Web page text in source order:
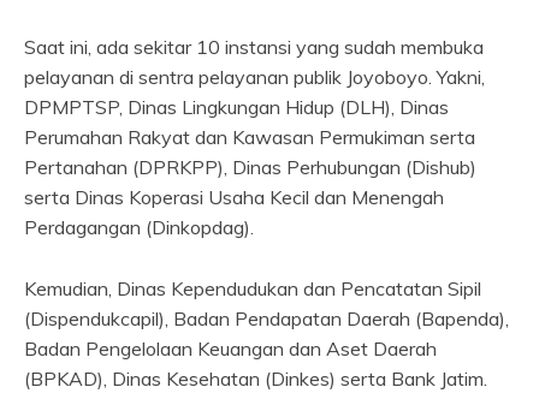
Saat ini, ada sekitar 10 instansi yang sudah membuka
pelayanan di sentra pelayanan publik Joyoboyo. Yakni,
DPMPTSP, Dinas Lingkungan Hidup (DLH), Dinas
Perumahan Rakyat dan Kawasan Permukiman serta
Pertanahan (DPRKPP), Dinas Perhubungan (Dishub)
serta Dinas Koperasi Usaha Kecil dan Menengah
Perdagangan (Dinkopdag).
Kemudian, Dinas Kependudukan dan Pencatatan Sipil
(Dispendukcapil), Badan Pendapatan Daerah (Bapenda),
Badan Pengelolaan Keuangan dan Aset Daerah
(BPKAD), Dinas Kesehatan (Dinkes) serta Bank Jatim.